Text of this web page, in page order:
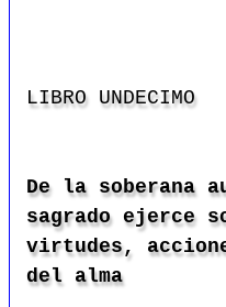
LIBRO UNDECIMO
De la soberana
sagrado ejerce
virtudes,
del alma